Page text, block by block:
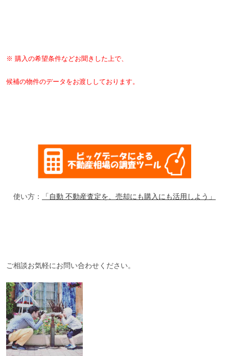
※ 購入の希望条件などお聞きした上で、
候補の物件のデータをお渡ししております。
使い方： 「自動 不動産査定を、売却にも購入にも活用しよう」
ご相談お気軽にお問い合わせください。